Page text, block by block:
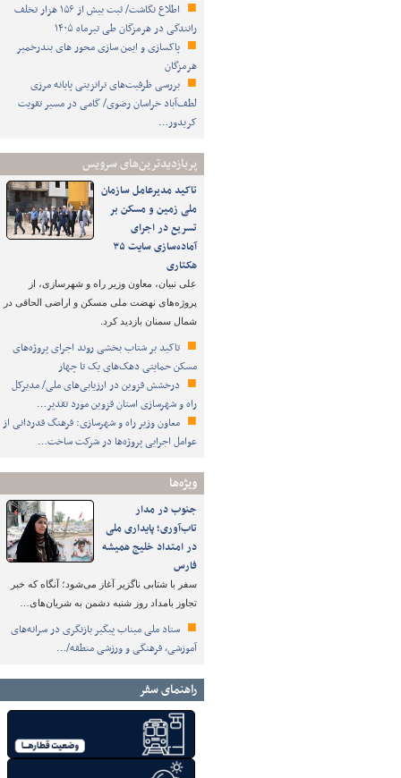
اطلاع نگاشت/ ثبت بیش از ۱۵۶ هزار تخلف
رانندگی در هرمزگان طی تیرماه ۱۴۰۵
پاکسازی و ایمن سازی محور های بندرخمیر
هرمزگان
بررسی ظرفیت‌های ترانزیتی پایانه مرزی
لطف‌آباد خراسان رضوی/ گامی در مسیر تقویت
کریدور…
پربازدیدترین‌های سرویس
تاکید مدیرعامل سازمان
ملی زمین و مسکن بر
تسریع در اجرای
آماده‌سازی سایت ۳۵
هکتاری
علی نبیان، معاون وزیر راه و شهرسازی، از
پروژه‌های نهضت ملی مسکن و اراضی الحاقی در
شمال سمنان بازدید کرد.
تاکید بر شتاب ‌بخشی روند اجرای پروژه‌های
مسکن حمایتی دهک‌های یک تا چهار
درخشش قزوین در ارزیابی‌های ملی/ مدیرکل
راه و شهرسازی استان قزوین مورد تقدیر…
معاون وزیر راه و شهرسازی: فرهنگ قدردانی از
عوامل اجرایی پروژه‌ها در شرکت ساخت…
ویژه‌ها
جنوب در مدار
تاب‌آوری؛ پایداری ملی
در امتداد خلیج همیشه
فارس
سفر با شتابی ناگزیر آغاز می‌شود؛ آنگاه که خبر
تجاوز بامداد روز شنبه دشمن به شریان‌های…
ستاد ملی میناب پیگیر بازنگری در سرانه‌های
آموزشی، فرهنگی و ورزشی منطقه/…
راهنمای سفر